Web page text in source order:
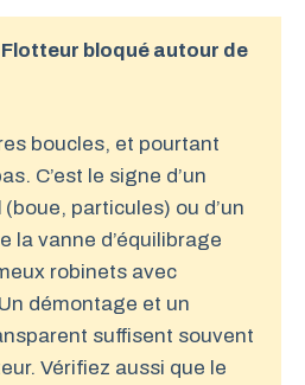
Flotteur bloqué autour de
boucles, et pourtant
C’est le signe d’un
(boue, particules) ou d’un
la vanne d’équilibrage
robinets avec
démontage et un
suffisent souvent
Vérifiez aussi que le